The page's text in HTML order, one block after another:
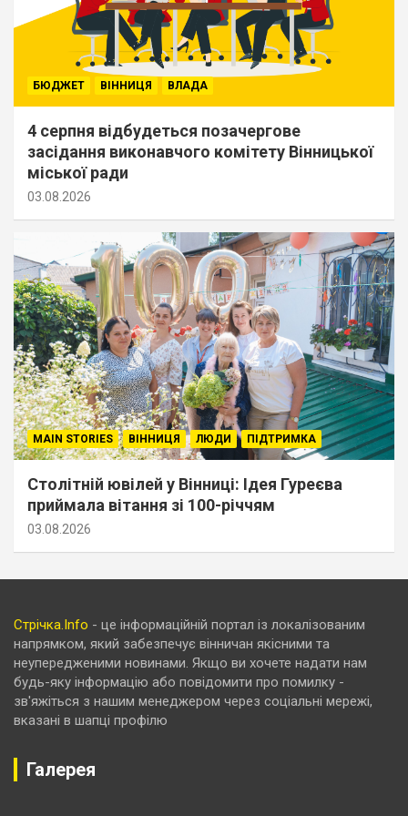
БЮДЖЕТ ВІННИЦЯ ВЛАДА
4 серпня відбудеться позачергове
засідання виконавчого комітету Вінницької
міської ради
03.08.2026
MAIN STORIES ВІННИЦЯ ЛЮДИ ПІДТРИМКА
Столітній ювілей у Вінниці: Ідея Гуреєва
приймала вітання зі 100-річчям
03.08.2026
Стрічка.Info - це інформаційній портал із локалізованим
напрямком, який забезпечує вінничан якісними та
неупередженими новинами. Якщо ви хочете надати нам
будь-яку інформацію або повідомити про помилку -
зв'яжіться з нашим менеджером через соціальні мережі,
вказані в шапці профілю
Галерея